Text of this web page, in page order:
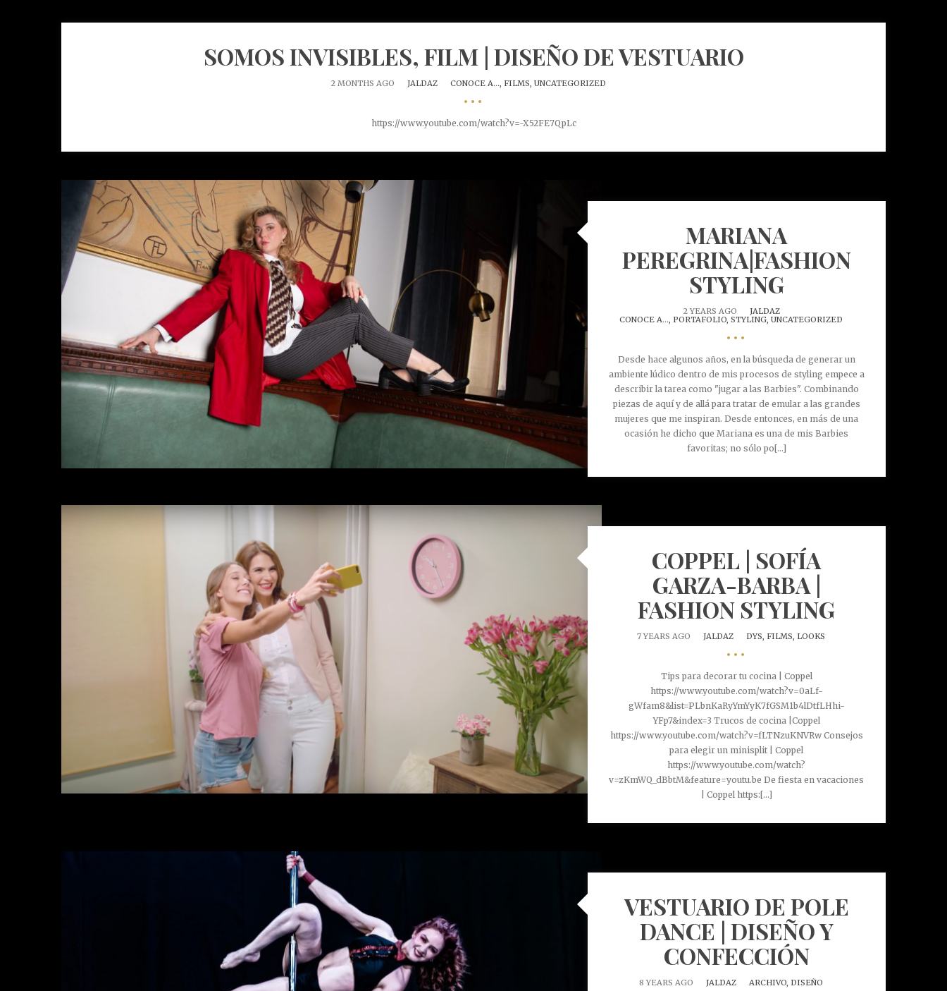
SOMOS INVISIBLES, FILM | DISEÑO DE VESTUARIO
2 MONTHS AGO JALDAZ CONOCE A..., FILMS, UNCATEGORIZED
•••
https://www.youtube.com/watch?v=-X52FE7QpLc
MARIANA
PEREGRINA|FASHION
STYLING
2 YEARS AGO
JALDAZ
CONOCE A..., PORTAFOLIO,STYLING,UNCATEGORIZED
•••
Desde hace algunos años, en la búsqueda de generar un
ambiente lúdico dentro de mis procesos de styling empece a
describir la tarea como "jugar a las Barbies". Combinando
piezas de aquí y de allá para tratar de emular a las grandes
mujeres que me inspiran. Desde entonces, en más de una
ocasión he dicho que Mariana es una de mis Barbies
favoritas; no sólo po[...]
COPPEL | SOFÍA
GARZA-BARBA |
FASHION STYLING
7 YEARS AGO JALDAZ DYS, FILMS, LOOKS
•••
Tips para decorar tu cocina | Coppel
https://www.youtube.com/watch?v=0aLf-
gWfam8&list=PLbnKaRyYmYyK7fGSM1b4lDtfLHhi-
YFp7&index=3 Trucos de cocina |Coppel
https://www.youtube.com/watch?v=fLTNzuKNVRw Consejos
para elegir un minisplit | Coppel
https://www.youtube.com/watch?
v=zKmWQ_dBbtM&feature=youtu.be De fiesta en vacaciones
| Coppel https:[...]
VESTUARIO DE POLE
DANCE | DISEÑO Y
CONFECCIÓN
8 YEARS AGO JALDAZ ARCHIVO, DISEÑO